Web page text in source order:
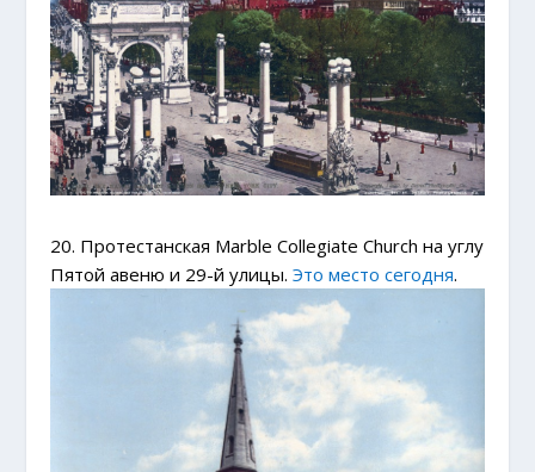
20. Протестанская Marble Collegiate Church на углу
Пятой авеню и 29-й улицы.Это место сегодня.